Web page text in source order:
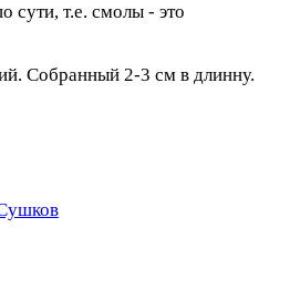
сути, т.е. смолы - это
Собранный 2-3 см в длинну.